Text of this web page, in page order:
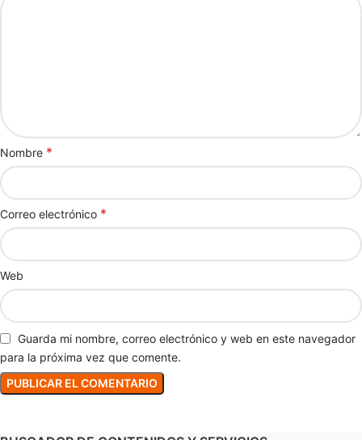
Nombre *
Correo electrónico *
Web
Guarda mi nombre, correo electrónico y web en este navegador
para la próxima vez que comente.